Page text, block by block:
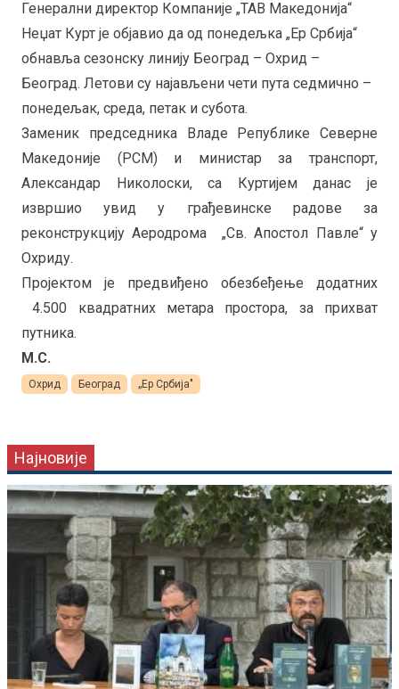
Генерални директор Компаније „ТАВ Македонија“
Неџат Курт је објавио да од понедељка „Ер Србија“
обнавља сезонску линију Београд – Охрид –
Београд. Летови су најављени чети пута седмично –
понедељак, среда, петак и субота.
Заменик председника Владе Републике Северне
Македоније (РСМ) и министар за транспорт,
Александар Николоски, са Куртијем данас је
извршио увид у грађевинске радове за
реконструкцију Аеродрома „Св. Апостол Павле“ у
Охриду.
Пројектом је предвиђено обезбеђење додатних
4.500 квадратних метара простора, за прихват
путника.
М.С.
Охрид Београд „Ер Србија"
Најновије